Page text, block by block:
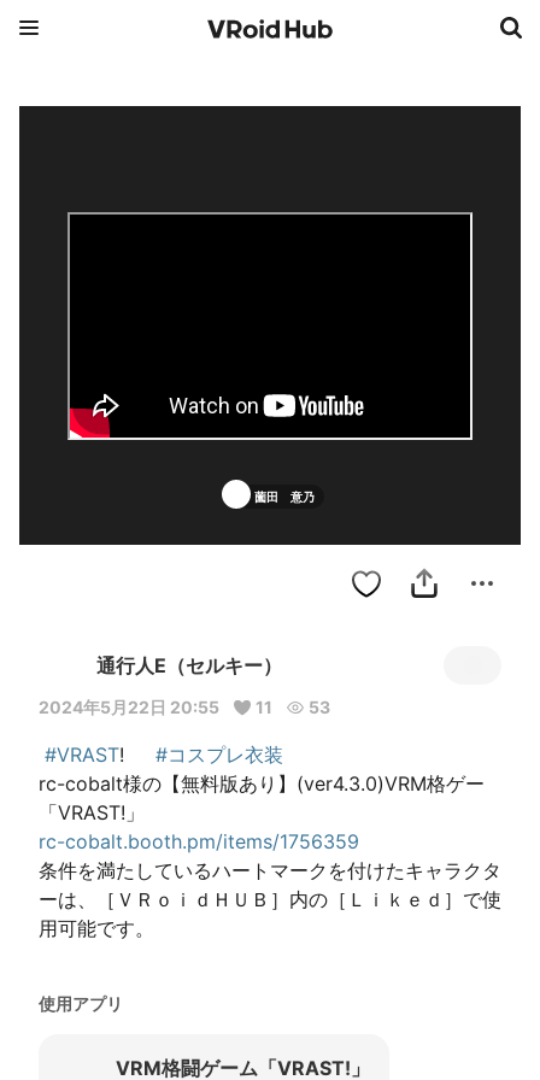
薗田 意乃
通行人E（セルキー）
2024年5月22日 20:55 11 53
#VRAST! #コスプレ衣装
rc-cobalt様の【無料版あり】(ver4.3.0)VRM格ゲー
rc-cobalt.booth.pm/items/1756359
条件を満たしているハートマークを付けたキャラクタ
ーは、［ＶＲｏｉｄＨＵＢ］内の［Ｌｉｋｅｄ］で使
使用アプリ
VRM格闘ゲーム「VRAST!」